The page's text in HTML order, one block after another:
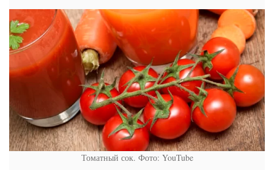
Томатный сок. Фото: YouTube